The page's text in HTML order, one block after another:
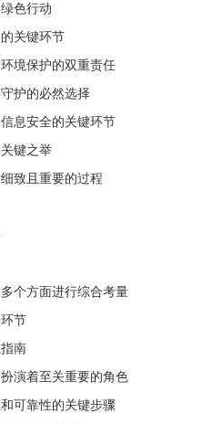
色行动
关键环节
境保护的双重责任
护的必然选择
息安全的关键环节
键之举
致且重要的过程
个方面进行综合考量
节
南
演着至关重要的角色
可靠性的关键步骤